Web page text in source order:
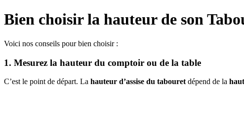
Bien choisir la hauteur de son
Voici nos conseils pour bien choisir :
1. Mesurez la hauteur du comptoir ou de la table
C’est le point de départ. La hauteur d’assise du tabouret dépend de la